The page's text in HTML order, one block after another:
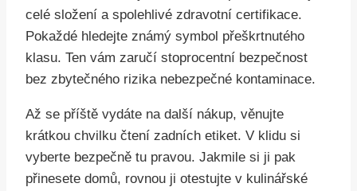
celé složení a spolehlivé zdravotní certifikace.
Pokaždé hledejte známý symbol přeškrtnutého
klasu. Ten vám zaručí stoprocentní bezpečnost
bez zbytečného rizika nebezpečné kontaminace.
Až se příště vydáte na další nákup, věnujte
krátkou chvilku čtení zadních etiket. V klidu si
vyberte bezpečně tu pravou. Jakmile si ji pak
přinesete domů, rovnou ji otestujte v kulinářské